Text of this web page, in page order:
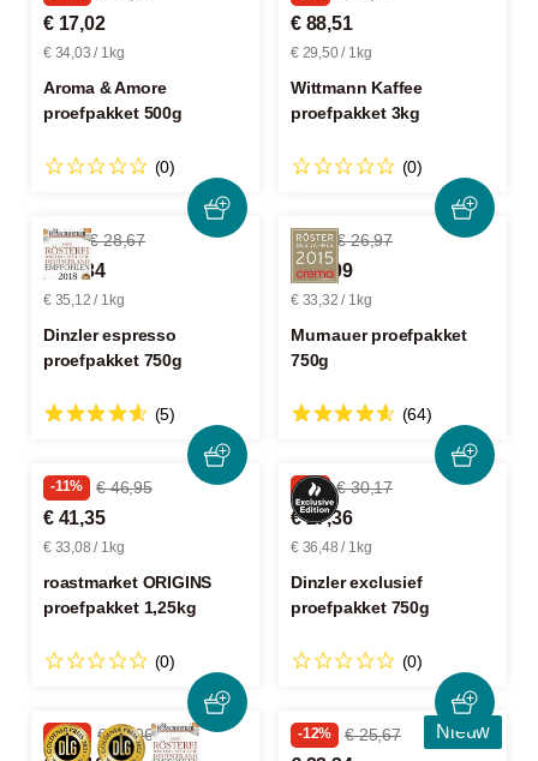
€ 17,02
€ 34,03 / 1kg
Aroma & Amore
proefpakket 500g
(0)
€ 88,51
€ 29,50 / 1kg
Wittmann Kaffee
proefpakket 3kg
(0)
-8% € 28,67
€ 26,34
€ 35,12 / 1kg
Dinzler espresso
proefpakket 750g
(5)
-7% € 26,97
€ 24,99
€ 33,32 / 1kg
Murnauer proefpakket
750g
(64)
-11% € 46,95
€ 41,35
€ 33,08 / 1kg
roastmarket ORIGINS
proefpakket 1,25kg
(0)
-9% € 30,17
€ 27,36
€ 36,48 / 1kg
Dinzler exclusief
proefpakket 750g
(0)
-14% € 63,06 Nieuw
-12% € 25,67